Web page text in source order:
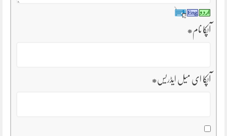
آپکا نام*
آپکا ای میل ایڈریس*